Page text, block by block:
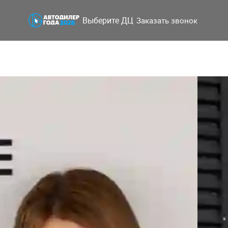
Выберите ДЦ Заказать звонок